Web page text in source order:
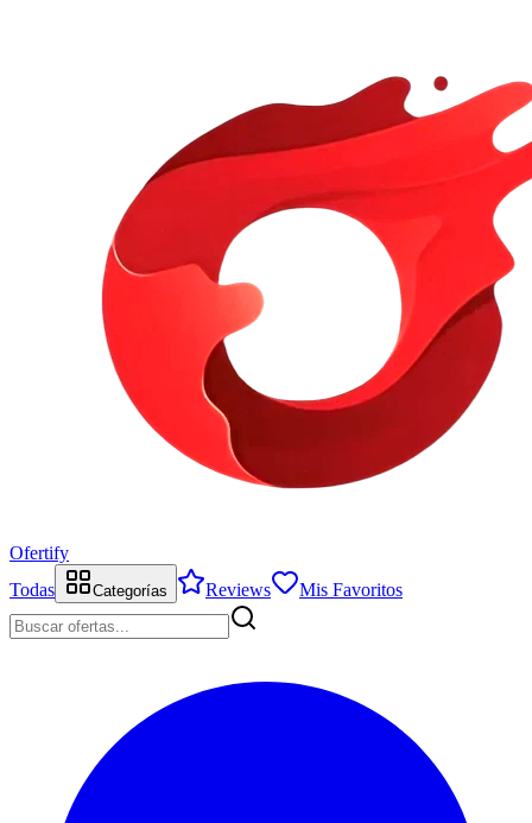
Ofertify
Todas
Categorías Reviews Mis Favoritos